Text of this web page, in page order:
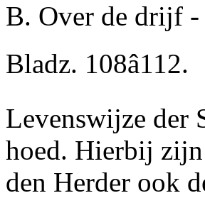
B. Over de drijf
Bladz. 108â112.
Levenswijze der
hoed. Hierbij
den Herder ook